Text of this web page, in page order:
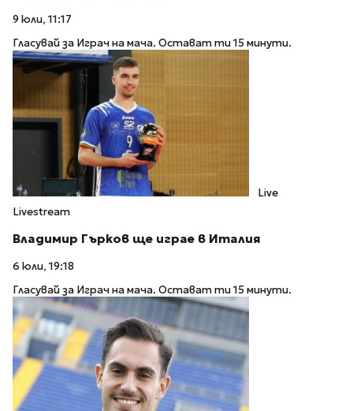
9 юли, 11:17
Гласувай за Играч на мача. Остават ти 15 минути.
Live
Livestream
Владимир Гърков ще играе в Италия
6 юли, 19:18
Гласувай за Играч на мача. Остават ти 15 минути.